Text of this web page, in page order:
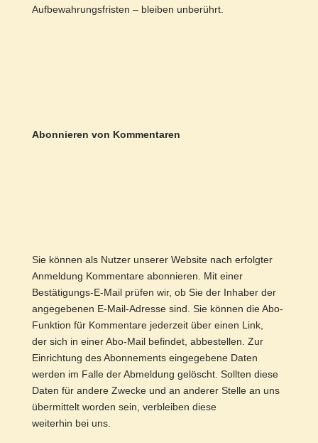
Aufbewahrungsfristen – bleiben unberührt.
Abonnieren von Kommentaren
Sie können als Nutzer unserer Website nach erfolgter
Anmeldung Kommentare abonnieren. Mit einer
Bestätigungs-E-Mail prüfen wir, ob Sie der Inhaber der
angegebenen E-Mail-Adresse sind. Sie können die Abo-
Funktion für Kommentare jederzeit über einen Link,
der sich in einer Abo-Mail befindet, abbestellen. Zur
Einrichtung des Abonnements eingegebene Daten
werden im Falle der Abmeldung gelöscht. Sollten diese
Daten für andere Zwecke und an anderer Stelle an uns
übermittelt worden sein, verbleiben diese
weiterhin bei uns.